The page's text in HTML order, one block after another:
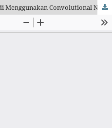
Klasifikasi Penyakit Daun Padi Menggunakan Convolutional Neural Network (CNN) Berbasis Pengolahan Citra Digital untuk Mendukung Ketahanan Pangan Nasional